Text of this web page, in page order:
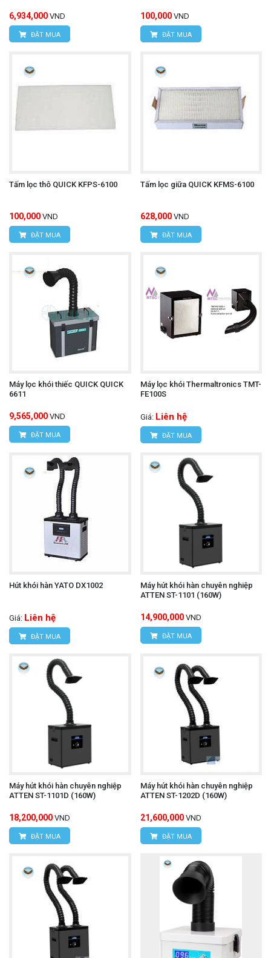
6,934,000 VND
ĐẶT MUA
100,000 VND
ĐẶT MUA
Tấm lọc thô QUICK KFPS-6100
100,000 VND
ĐẶT MUA
Tấm lọc giữa QUICK KFMS-6100
628,000 VND
ĐẶT MUA
Máy lọc khói thiếc QUICK QUICK
6611
9,565,000 VND
ĐẶT MUA
Máy lọc khói Thermaltronics TMT-
FE100S
Giá: Liên hệ
ĐẶT MUA
Hút khói hàn YATO DX1002
Giá: Liên hệ
ĐẶT MUA
Máy hút khói hàn chuyên nghiệp
ATTEN ST-1101 (160W)
14,900,000 VND
ĐẶT MUA
Máy hút khói hàn chuyên nghiệp
ATTEN ST-1101D (160W)
18,200,000 VND
ĐẶT MUA
Máy hút khói hàn chuyên nghiệp
ATTEN ST-1202D (160W)
21,600,000 VND
ĐẶT MUA